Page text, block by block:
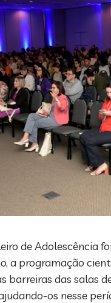
de Adolescência
a programação
das salas
os nesse